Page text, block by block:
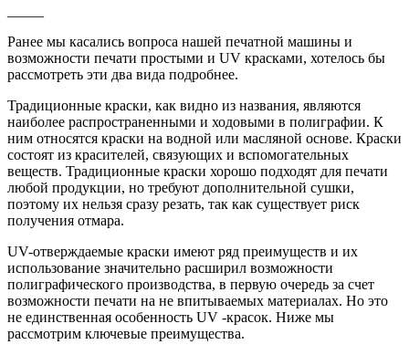
Ранее мы касались вопроса нашей печатной машины и
возможности печати простыми и UV красками, хотелось бы
рассмотреть эти два вида подробнее.
Традиционные краски, как видно из названия, являются
наиболее распространенными и ходовыми в полиграфии. К
ним относятся краски на водной или масляной основе. Краски
состоят из красителей, связующих и вспомогательных
веществ. Традиционные краски хорошо подходят для печати
любой продукции, но требуют дополнительной сушки,
поэтому их нельзя сразу резать, так как существует риск
получения отмара.
UV-отверждаемые краски имеют ряд преимуществ и их
использование значительно расширил возможности
полиграфического производства, в первую очередь за счет
возможности печати на не впитываемых материалах. Но это
не единственная особенность UV -красок. Ниже мы
рассмотрим ключевые преимущества.